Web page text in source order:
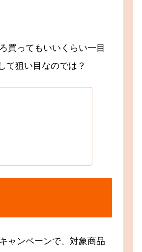
買ってもいいくらい一目
て狙い目なのでは？
ャンペーンで、対象商品